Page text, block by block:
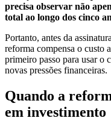
precisa observar não
total ao longo dos cinco
Portanto, antes da
reforma compensa o custo
primeiro passo para usar o
novas pressões financeiras.
Quando a
em investimento